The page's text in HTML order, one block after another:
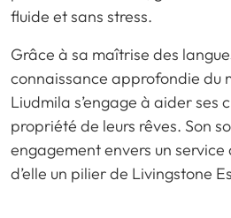
fluide et sans stress.
Grâce à sa maîtrise des
connaissance approfondie du
Liudmila s’engage à aider ses
propriété de leurs rêves. Son
engagement envers un service
d’elle un pilier de Livingstone